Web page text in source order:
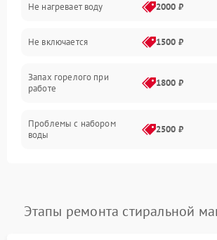
Программное обеспечение
Не нагревает воду 2000 ₽
Не включается 1500 ₽
Запах горелого при
работе
1800 ₽
Проблемы с набором
воды
2500 ₽
Замена платы управления
Этапы ремонта стиральной